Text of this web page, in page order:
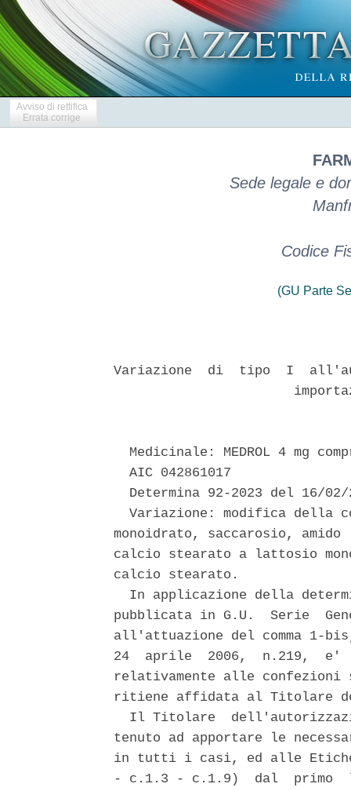
Avviso di rettifica
Errata corrige
Sede legale e
Codice
(GU Parte
Variazione  di  tipo  I
Medicinale: MEDROL 4 mg
  AIC 042861017
Determina 92-2023 del 16/
Variazione: modifica della
monoidrato, saccarosio,
calcio stearato a lattosio
calcio stearato.
In applicazione della
pubblicata in G.U.  Serie
all'attuazione del comma 1-
24  aprile  2006,  n.219,
relativamente alle
ritiene affidata al Titolare
Il Titolare
tenuto ad apportare le
in tutti i casi, ed alle
- c.1.3 - c.1.9)  dal  primo